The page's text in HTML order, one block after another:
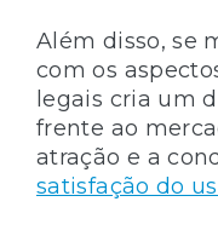
Além disso, se
com os
legais cria um
frente ao
atração e a
satisfação do